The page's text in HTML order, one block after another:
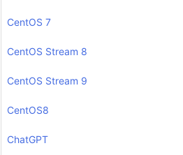
CentOS 7
CentOS Stream 8
CentOS Stream 9
CentOS8
ChatGPT